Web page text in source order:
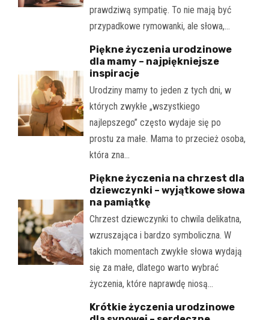
prawdziwą sympatię. To nie mają być
przypadkowe rymowanki, ale słowa,…
Piękne życzenia urodzinowe
dla mamy – najpiękniejsze
inspiracje
Urodziny mamy to jeden z tych dni, w
których zwykłe „wszystkiego
najlepszego” często wydaje się po
prostu za małe. Mama to przecież osoba,
która zna…
Piękne życzenia na chrzest dla
dziewczynki – wyjątkowe słowa
na pamiątkę
Chrzest dziewczynki to chwila delikatna,
wzruszająca i bardzo symboliczna. W
takich momentach zwykłe słowa wydają
się za małe, dlatego warto wybrać
życzenia, które naprawdę niosą…
Krótkie życzenia urodzinowe